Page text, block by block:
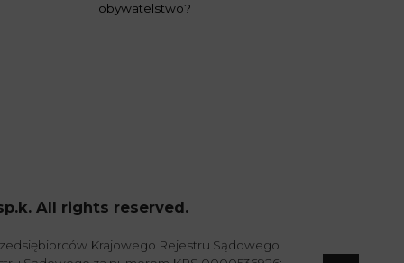
obywatelstwo?
All rights reserved.
Krajowego Rejestru Sądowego